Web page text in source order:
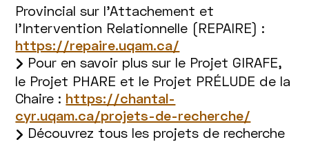
Provincial sur l’Attachement et
l’Intervention Relationnelle (REPAIRE) :
https://repaire.uqam.ca/
Pour en savoir plus sur le Projet GIRAFE,
le Projet PHARE et le Projet PRÉLUDE de la
Chaire : https://chantal-
cyr.uqam.ca/projets-de-recherche/
Découvrez tous les projets de recherche